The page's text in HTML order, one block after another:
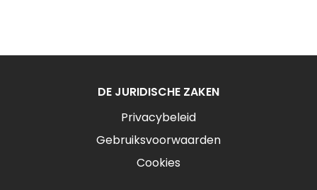
DE JURIDISCHE ZAKEN
Privacybeleid
Gebruiksvoorwaarden
Cookies